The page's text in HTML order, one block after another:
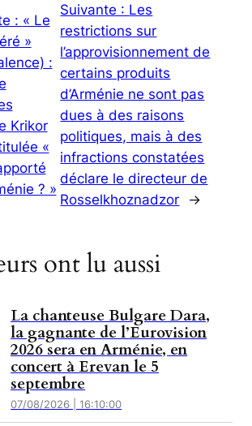
: « Le
»
:
Krikor
«
? »
Suivante : Les
restrictions sur
l’approvisionnement de
certains produits
d’Arménie ne sont pas
dues à des raisons
politiques, mais à des
infractions constatées
déclare le directeur de
Rosselkhoznadzor
→
ont lu aussi
La chanteuse Bulgare Dara,
la gagnante de l’Eurovision
2026 sera en Arménie, en
concert à Erevan le 5
septembre
07/08/2026 | 16:10:00